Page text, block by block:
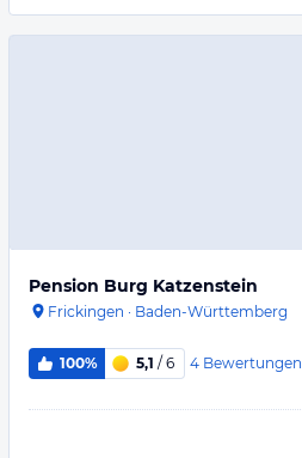
Pension Burg Katzenstein
Frickingen · Baden-Württemberg
100% 5,1 / 6 4 Bewertungen